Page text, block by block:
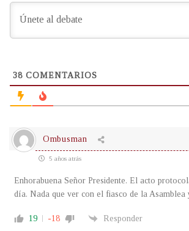
38 COMENTARIOS
Ombusman
5 años atrás
Enhorabuena Señor Presidente. El acto
día. Nada que ver con el fiasco de la Asamblea
19 -18 Responder